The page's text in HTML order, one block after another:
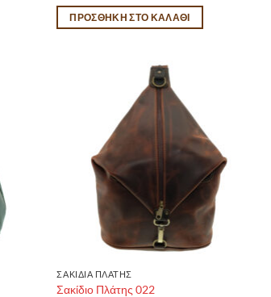
ΠΡΟΣΘΉΚΗ ΣΤΟ ΚΑΛΆΘΙ
ΣΑΚΙΔΙΑ ΠΛΑΤΗΣ
Σακίδιο Πλάτης 022